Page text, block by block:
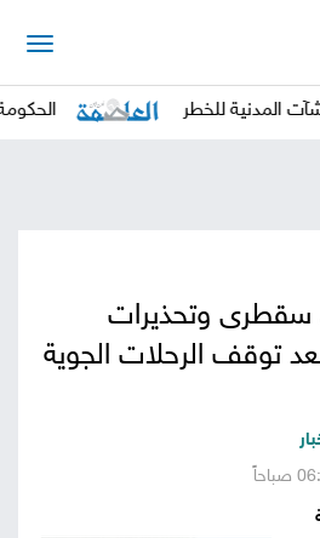
وتحليلات
للخطر الحكومة تدين
سقطرى وتحذيرات
توقف الرحلات الجوية